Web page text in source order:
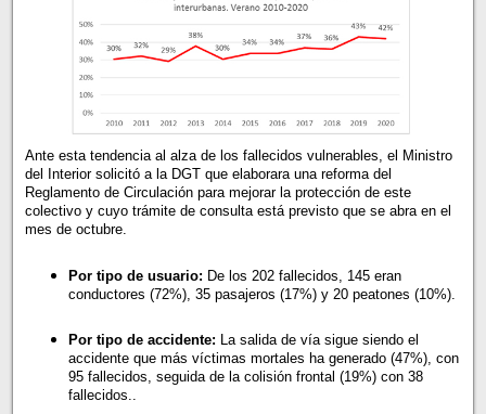
Ante esta tendencia al alza de los fallecidos vulnerables, el Ministro
del Interior solicitó a la DGT que elaborara una reforma del
Reglamento de Circulación para mejorar la protección de este
colectivo y cuyo trámite de consulta está previsto que se abra en el
mes de octubre.
Por tipo de usuario: De los 202 fallecidos, 145 eran
conductores (72%), 35 pasajeros (17%) y 20 peatones (10%).
Por tipo de accidente: La salida de vía sigue siendo el
accidente que más víctimas mortales ha generado (47%), con
95 fallecidos, seguida de la colisión frontal (19%) con 38
fallecidos..